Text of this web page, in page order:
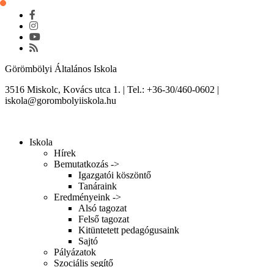
Skip
content
Görömbölyi Általános Iskola
3516 Miskolc, Kovács utca 1. | Tel.: +36-30/460-0602 |
iskola@gorombolyiiskola.hu
navigationIskola
Hírek
Bemutatkozás ->
Igazgatói köszöntő
Tanáraink
Eredményeink ->
Alsó tagozat
Felső tagozat
Kitüntetett pedagógusaink
Sajtó
Pályázatok
Szociális segítő